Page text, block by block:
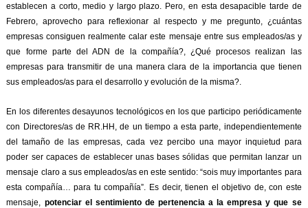
establecen a corto, medio y largo plazo. Pero, en esta desapacible tarde de
Febrero, aprovecho para reflexionar al respecto y me pregunto, ¿cuántas
empresas consiguen realmente calar este mensaje entre sus empleados/as y
que forme parte del ADN de la compañía?, ¿Qué procesos realizan las
empresas para transmitir de una manera clara de la importancia que tienen
sus empleados/as para el desarrollo y evolución de la misma?.
En los diferentes desayunos tecnológicos en los que participo periódicamente
con Directores/as de RR.HH, de un tiempo a esta parte, independientemente
del tamaño de las empresas, cada vez percibo una mayor inquietud para
poder ser capaces de establecer unas bases sólidas que permitan lanzar un
mensaje claro a sus empleados/as en este sentido: “sois muy importantes para
esta compañía… para tu compañía”. Es decir, tienen el objetivo de, con este
mensaje, potenciar el sentimiento de pertenencia a la empresa y que se